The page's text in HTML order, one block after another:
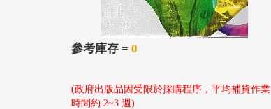
參考庫存 = 0
(政府出版品因受限於採購程序，平均補貨作業
時間約 2~3 週)